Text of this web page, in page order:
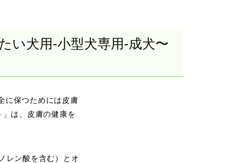
い犬用-小型犬専用-成犬〜
に保つためには皮膚
は、皮膚の健康を
レン酸を含む）とオ